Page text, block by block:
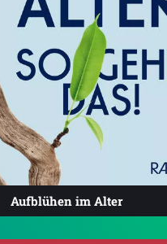
Aufblühen im Alter